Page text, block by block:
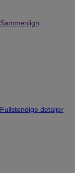
Sammenlign
Fullstendige detaljer